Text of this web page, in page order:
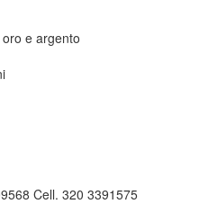
e argento
Cell. 320 3391575